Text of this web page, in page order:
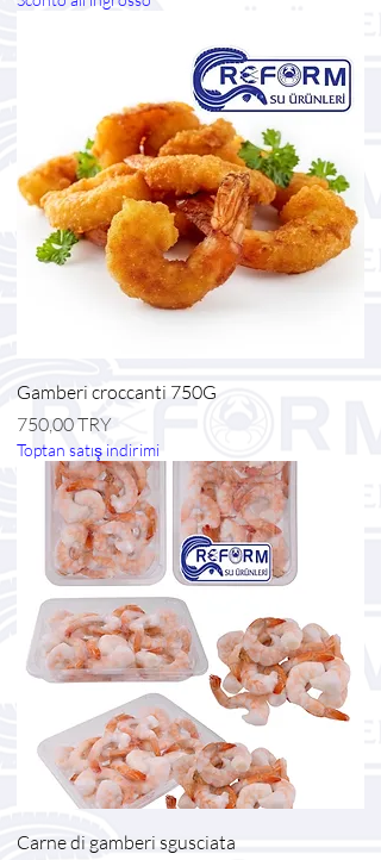
Gamberi croccanti 750G
Prezzo
750,00 TRY
Toptan satış indirimi
Carne di gamberi sgusciata